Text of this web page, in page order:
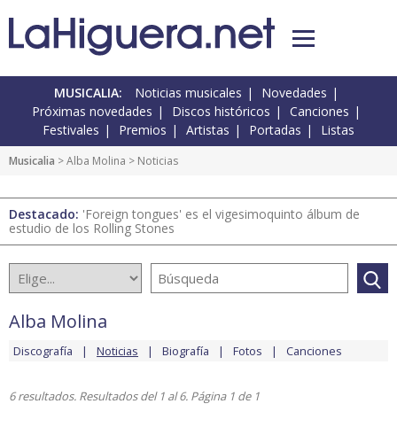
MUSICALIA: Noticias musicales
Novedades
Próximas novedades
Discos históricos
Canciones
Festivales
Premios Artistas Portadas Listas
Musicalia >Alba Molina > Noticias
Destacado: 'Foreign tongues' es el vigesimoquinto álbum de
estudio de los Rolling Stones
Alba Molina
Discografía Noticias Biografía Fotos Canciones
6 resultados. Resultados del 1 al 6. Página 1 de 1